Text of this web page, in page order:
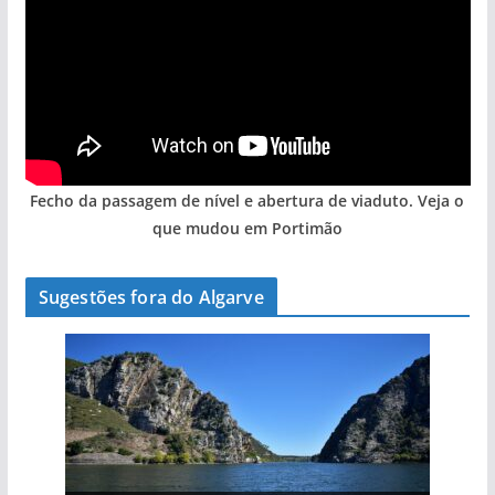
Fecho da passagem de nível e abertura de viaduto. Veja o
que mudou em Portimão
Sugestões fora do Algarve
A aldeia mais portuguesa de Portugal (com